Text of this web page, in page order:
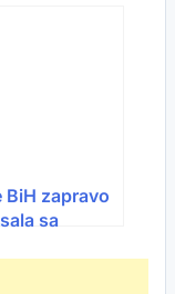
BiH zapravo
sa